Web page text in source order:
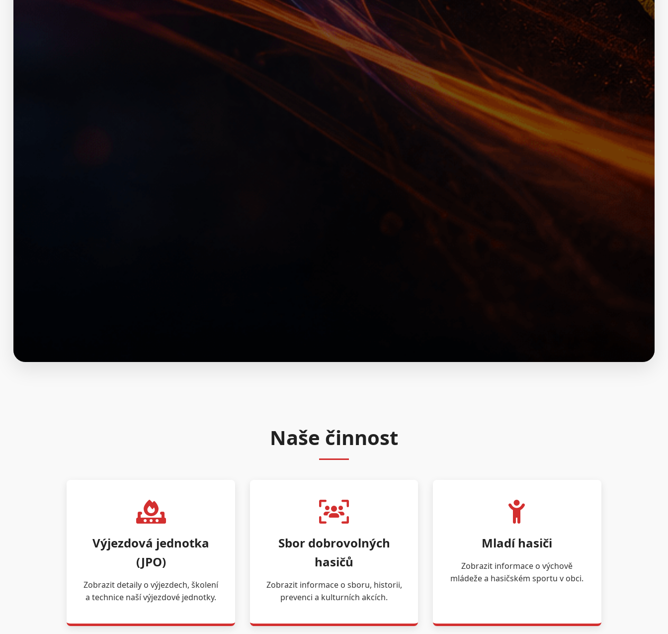
Naše činnost
Výjezdová jednotka
(JPO)
Zobrazit detaily o výjezdech, školení
a technice naší výjezdové jednotky.
Sbor dobrovolných
hasičů
Zobrazit informace o sboru, historii,
prevenci a kulturních akcích.
Mladí hasiči
Zobrazit informace o výchově
mládeže a hasičském sportu v obci.